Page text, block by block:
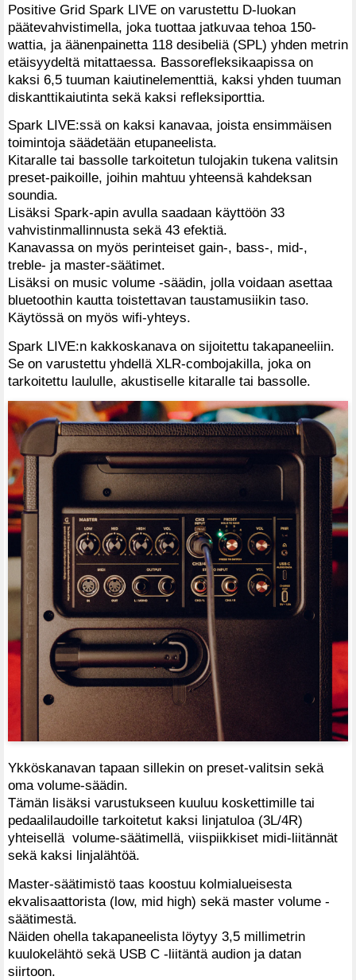
Positive Grid Spark LIVE on varustettu D-luokan
päätevahvistimella, joka tuottaa jatkuvaa tehoa 150-
wattia, ja äänenpainetta 118 desibeliä (SPL) yhden metrin
etäisyydeltä mitattaessa. Bassorefleksikaapissa on
kaksi 6,5 tuuman kaiutinelementtiä, kaksi yhden tuuman
diskanttikaiutinta sekä kaksi refleksiporttia.
Spark LIVE:ssä on kaksi kanavaa, joista ensimmäisen
toimintoja säädetään etupaneelista.
Kitaralle tai bassolle tarkoitetun tulojakin tukena valitsin
preset-paikoille, joihin mahtuu yhteensä kahdeksan
soundia.
Lisäksi Spark-apin avulla saadaan käyttöön 33
vahvistinmallinnusta sekä 43 efektiä.
Kanavassa on myös perinteiset gain-, bass-, mid-,
treble- ja master-säätimet.
Lisäksi on music volume -säädin, jolla voidaan asettaa
bluetoothin kautta toistettavan taustamusiikin taso.
Käytössä on myös wifi-yhteys.
Spark LIVE:n kakkoskanava on sijoitettu takapaneeliin.
Se on varustettu yhdellä XLR-combojakilla, joka on
tarkoitettu laululle, akustiselle kitaralle tai bassolle.
Ykköskanavan tapaan sillekin on preset-valitsin sekä
oma volume-säädin.
Tämän lisäksi varustukseen kuuluu koskettimille tai
pedaalilaudoille tarkoitetut kaksi linjatuloa (3L/4R)
yhteisellä volume-säätimellä, viispiikkiset midi-liitännät
sekä kaksi linjalähtöä.
Master-säätimistö taas koostuu kolmialueisesta
ekvalisaattorista (low, mid high) sekä master volume -
säätimestä.
Näiden ohella takapaneelista löytyy 3,5 millimetrin
kuulokelähtö sekä USB C -liitäntä audion ja datan
siirtoon.